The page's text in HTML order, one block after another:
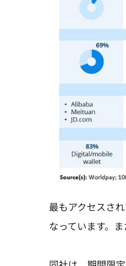
最もアクセスさ
なっています。